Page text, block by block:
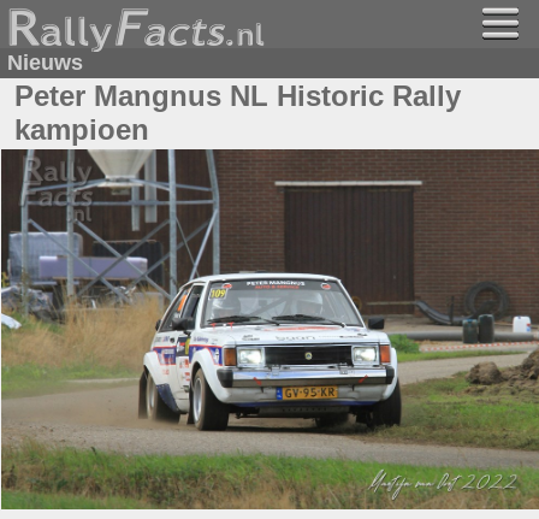
Nieuws
Peter Mangnus NL Historic Rally
kampioen